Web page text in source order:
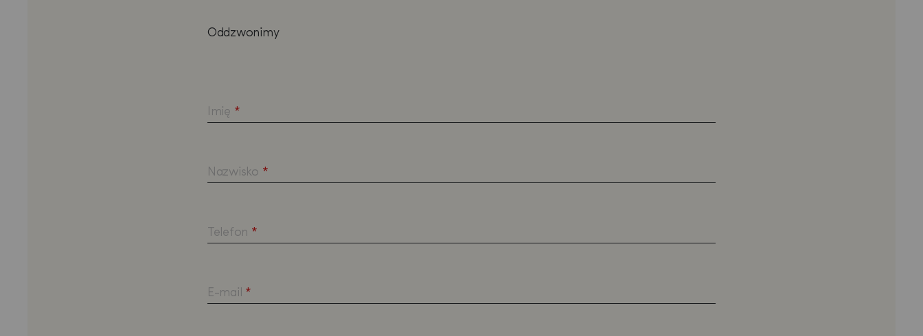
Oddzwonimy
Imię *
Nazwisko *
Telefon *
E-mail *